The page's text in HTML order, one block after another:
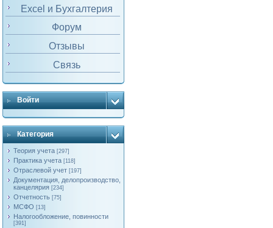
Excel и Бухгалтерия
Форум
Отзывы
Связь
Войти
Категория
Теория учета [297]
Практика учета [118]
Отраслевой учет [197]
Документация, делопроизводство,
канцелярия [234]
Отчетность [75]
МСФО [13]
Налогообложение, повинности
[391]